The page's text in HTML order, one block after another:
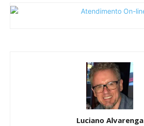
Luciano Alvarenga